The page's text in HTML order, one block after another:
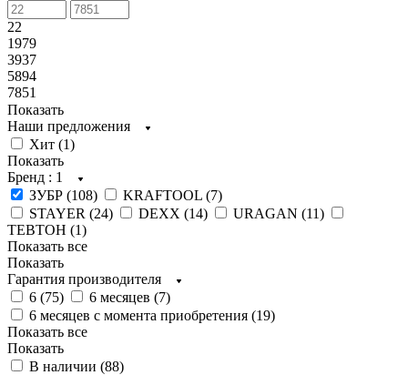
22
1979
3937
5894
7851
Показать
Наши предложения
Хит (1)
Показать
Бренд : 1
ЗУБР (108) KRAFTOOL (7)
STAYER (24) DEXX (14) URAGAN (11)
ТЕВТОН (1)
Показать все
Показать
Гарантия производителя
6 (75) 6 месяцев (7)
6 месяцев с момента приобретения (19)
Показать все
Показать
В наличии (88)